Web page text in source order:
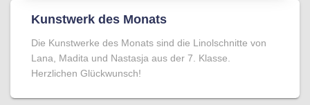
Kunstwerk des Monats
Die Kunstwerke des Monats sind die Linolschnitte von
Lana, Madita und Nastasja aus der 7. Klasse.
Herzlichen Glückwunsch!